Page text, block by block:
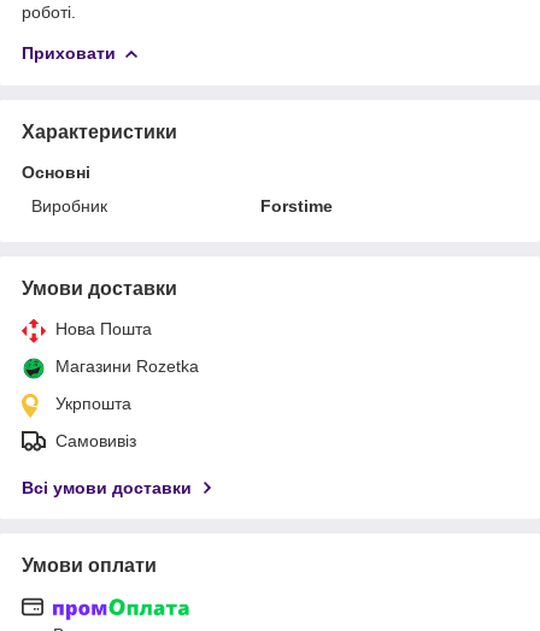
роботі.
Приховати
Характеристики
Основні
Виробник
Forstime
Умови доставки
Нова Пошта
Магазини Rozetka
Укрпошта
Самовивіз
Всі умови доставки
Умови оплати